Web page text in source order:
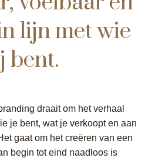
lijn met wie
bent.
draait om het verhaal
je bent, wat je verkoopt en aan
gaat om het creëren van een
begin tot eind naadloos is